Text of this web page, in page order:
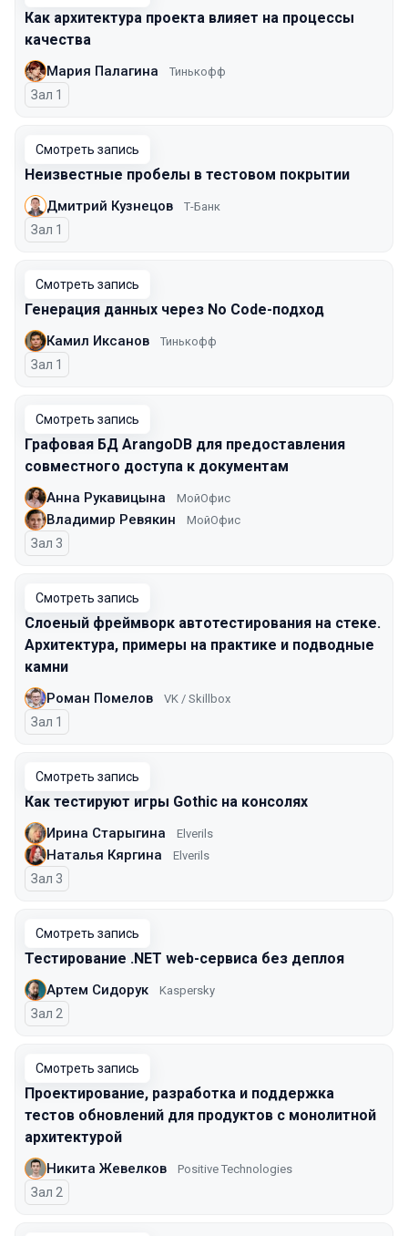
Как архитектура проекта влияет на процессы
качества
Мария Палагина Тинькофф
Зал 1
Смотреть запись
Неизвестные пробелы в тестовом покрытии
Дмитрий Кузнецов Т-Банк
Зал 1
Смотреть запись
Генерация данных через No Code-подход
Камил Иксанов Тинькофф
Зал 1
Смотреть запись
Графовая БД ArangoDB для предоставления
совместного доступа к документам
Анна Рукавицына МойОфис
Владимир Ревякин МойОфис
Зал 3
Смотреть запись
Слоеный фреймворк автотестирования на стеке.
Архитектура, примеры на практике и подводные
камни
Роман Помелов VK / Skillbox
Зал 1
Смотреть запись
Как тестируют игры Gothic на консолях
Ирина Старыгина Elverils
Наталья Кяргина Elverils
Зал 3
Смотреть запись
Тестирование .NET web-сервиса без деплоя
Артем Сидорук Kaspersky
Зал 2
Смотреть запись
Проектирование, разработка и поддержка
тестов обновлений для продуктов с монолитной
архитектурой
Никита Жевелков Positive Technologies
Зал 2